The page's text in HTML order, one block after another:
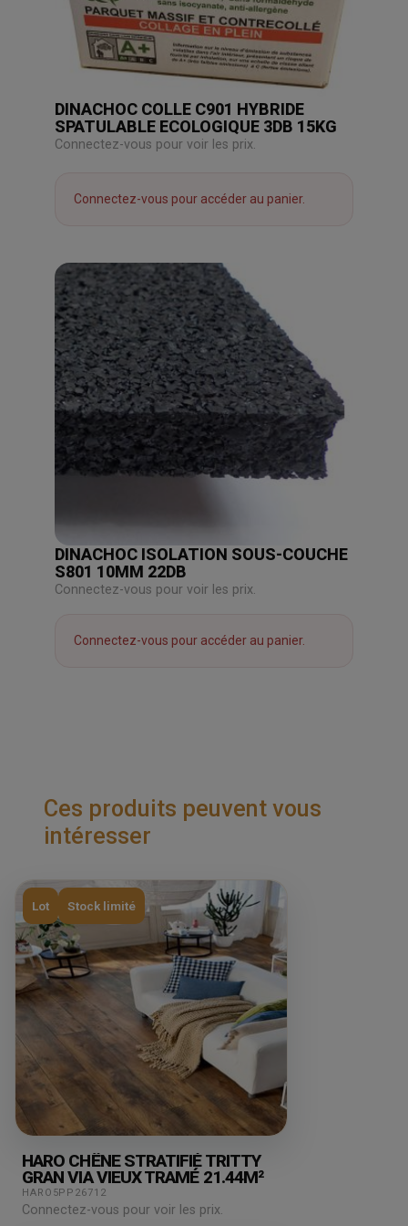
DINACHOC COLLE C901 HYBRIDE
SPATULABLE ECOLOGIQUE 3DB 15KG
Connectez-vous pour voir les prix.
Connectez-vous pour accéder au panier.
DINACHOC ISOLATION SOUS-COUCHE
S801 10MM 22DB
Connectez-vous pour voir les prix.
Connectez-vous pour accéder au panier.
Ces produits peuvent vous
intéresser
Lot Stock limité
HARO CHÊNE STRATIFIÉ TRITTY
GRAN VIA VIEUX TRAMÉ 21.44M²
HARO5PP26712
Connectez-vous pour voir les prix.